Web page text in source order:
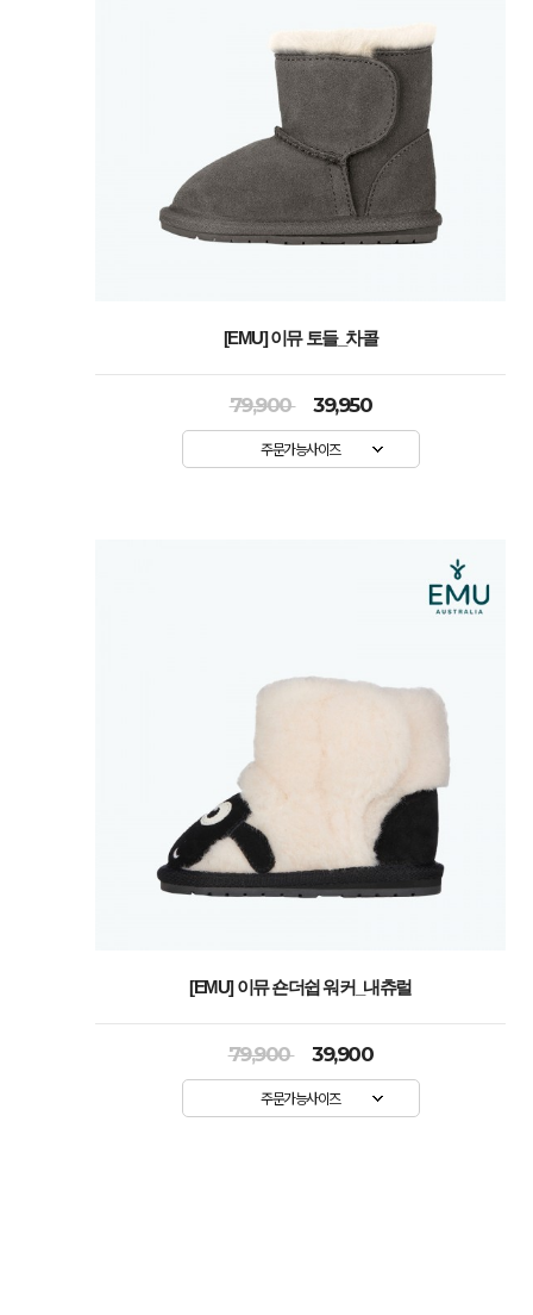
[EMU] 이뮤 토들_차콜
79,900 39,950
주문가능사이즈
[EMU] 이뮤 숀더쉽 워커_내츄럴
79,900 39,900
주문가능사이즈